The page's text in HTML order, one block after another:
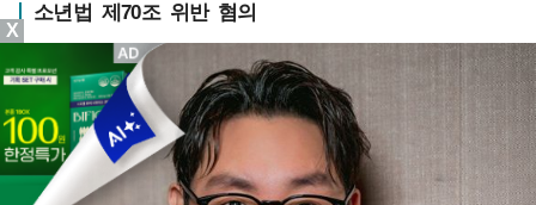
소년법 제70조 위반 혐의
X